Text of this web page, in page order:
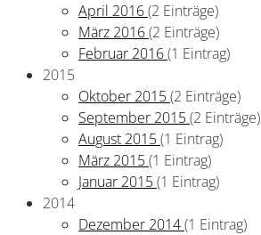
April 2016(2 Einträge)
März 2016(2 Einträge)
Februar 2016(1 Eintrag)
2015
Oktober 2015(2 Einträge)
September 2015(2 Einträge)
August 2015(1 Eintrag)
März 2015(1 Eintrag)
Januar 2015(1 Eintrag)
2014
Dezember 2014(1 Eintrag)